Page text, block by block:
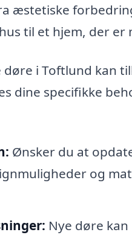
æstetiske
til et hjem, der
døre i Toftlund kan
dine specifikke
Ønsker du at
og
Nye døre